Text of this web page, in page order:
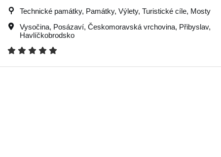
Technické památky, Památky, Výlety, Turistické cíle, Mosty
Vysočina, Posázaví, Českomoravská vrchovina, Přibyslav,
Havlíčkobrodsko